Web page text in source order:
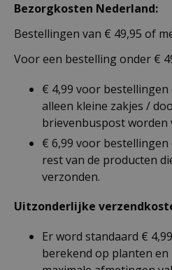
Bezorgkosten Nederland:
Bestellingen van € 49,95 of
Voor een bestelling onder €
€ 4,99 voor bestellingen
alleen kleine zakjes /
brievenbuspost worden
€ 6,99 voor
rest van de producten
verzonden.
Uitzonderlijke
Er word standaard €
berekend op planten